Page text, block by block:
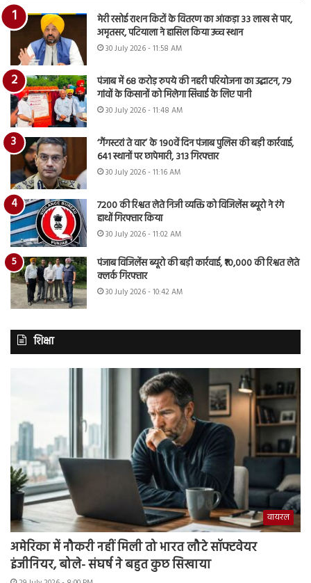
मेरी रसोई राशन किटों के वितरण का आंकड़ा 33 लाख से पार,
अमृतसर, पटियाला ने हासिल किया उच्च स्थान
30 July 2026 - 11:58 AM
पंजाब में 68 करोड़ रुपये की नहरी परियोजना का उद्घाटन, 79
गांवों के किसानों को मिलेगा सिंचाई के लिए पानी
30 July 2026 - 11:48 AM
‘गैंगस्टरां ते वार’ के 190वें दिन पंजाब पुलिस की बड़ी कार्रवाई,
641 स्थानों पर छापेमारी, 313 गिरफ्तार
30 July 2026 - 11:16 AM
7200 की रिश्वत लेते निजी व्यक्ति को विजिलेंस ब्यूरो ने रंगे
हाथों गिरफ्तार किया
30 July 2026 - 11:02 AM
पंजाब विजिलेंस ब्यूरो की बड़ी कार्रवाई, ₹10,000 की रिश्वत लेते
क्लर्क गिरफ्तार
30 July 2026 - 10:42 AM
शिक्षा
वायरल
अमेरिका में नौकरी नहीं मिली तो भारत लौटे सॉफ्टवेयर
इंजीनियर, बोले- संघर्ष ने बहुत कुछ सिखाया